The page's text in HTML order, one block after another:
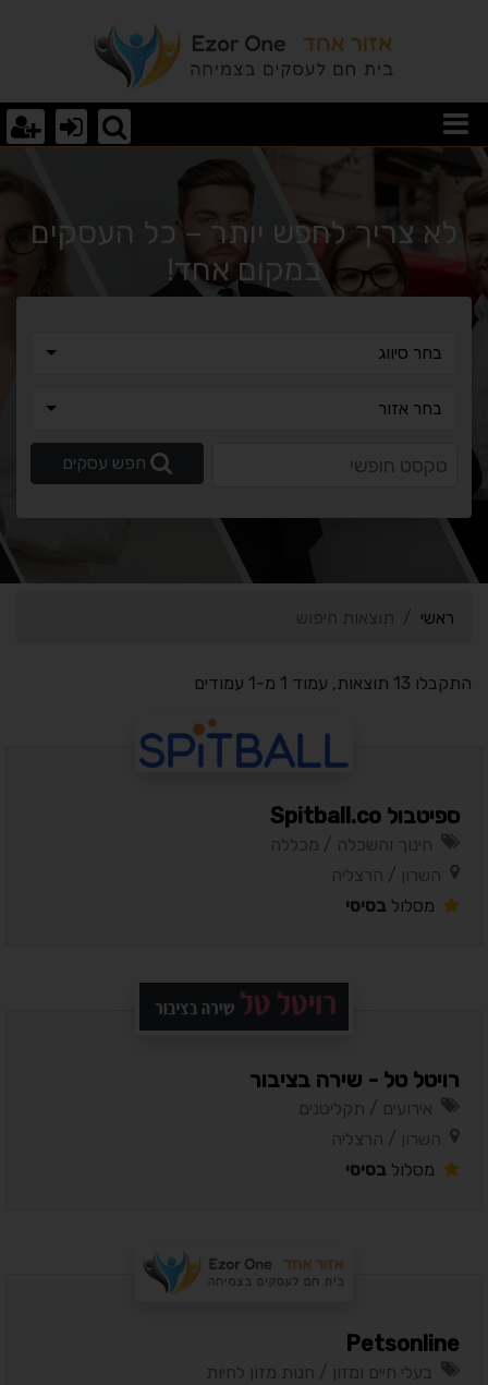
תוצאות חיפוש
לא צריך לחפש יותר – כל העסקים
במקום אחד!
בחר סיווג
בחר אזור
חפש עסקים
ראשי תוצאות חיפוש
התקבלו 13 תוצאות, עמוד 1 מ-1 עמודים
ספיטבול Spitball.co
חינוך והשכלה / מכללה
השרון / הרצליה
מסלול בסיסי
רויטל טל - שירה בציבור
אירועים / תקליטנים
השרון / הרצליה
מסלול בסיסי
Petsonline
בעלי חיים ומזון / חנות מזון לחיות